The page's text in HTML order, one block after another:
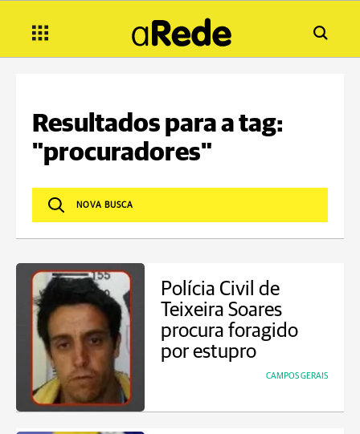
Resultados para a tag:
"procuradores"
Polícia Civil de
Teixeira Soares
procura foragido
por estupro
CAMPOS GERAIS